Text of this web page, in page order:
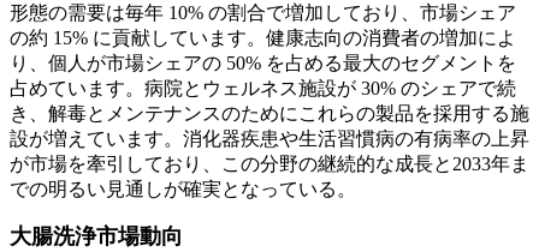
形態の需要は毎年 10% の割合で増加しており、市場シェア
の約 15% に貢献しています。健康志向の消費者の増加によ
り、個人が市場シェアの 50% を占める最大のセグメントを
占めています。病院とウェルネス施設が 30% のシェアで続
き、解毒とメンテナンスのためにこれらの製品を採用する施
設が増えています。消化器疾患や生活習慣病の有病率の上昇
が市場を牽引しており、この分野の継続的な成長と2033年ま
での明るい見通しが確実となっている。
大腸洗浄市場動向